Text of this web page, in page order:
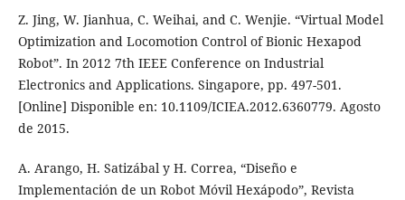
Z. Jing, W. Jianhua, C. Weihai, and C. Wenjie. “Virtual Model
Optimization and Locomotion Control of Bionic Hexapod
Robot”. In 2012 7th IEEE Conference on Industrial
Electronics and Applications. Singapore, pp. 497-501.
[Online] Disponible en: 10.1109/ICIEA.2012.6360779. Agosto
de 2015.
A. Arango, H. Satizábal y H. Correa, “Diseño e
Implementación de un Robot Móvil Hexápodo”, Revista